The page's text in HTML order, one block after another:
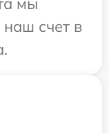
наш счет в